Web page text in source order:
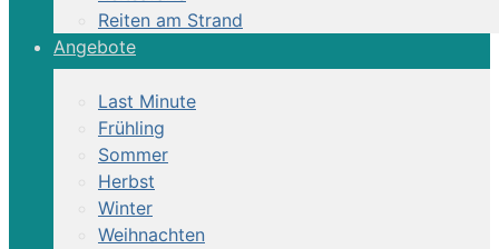
Reiten am Strand
Angebote
Last Minute
Frühling
Sommer
Herbst
Winter
Weihnachten